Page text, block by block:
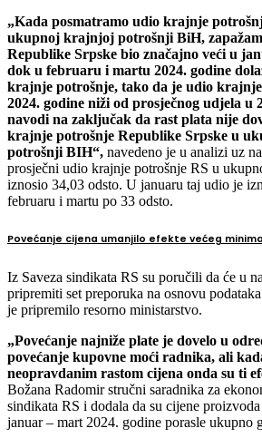
„Kada posmatramo udio krajnje
ukupnoj krajnjoj potrošnji BiH,
Republike Srpske bio značajno veći u
dok u februaru i martu 2024. godine
krajnje potrošnje, tako da je udio
2024. godine niži od prosječnog udjela u
navodi na zaključak da rast plata nije
krajnje potrošnje Republike Srpske u
potrošnji BIH“, navedeno je u analizi uz
prosječni udio krajnje potrošnje RS u
iznosio 34,03 odsto. U januaru taj udio je
februaru i martu po 33 odsto.
Povećanje cijena umanjilo efekte većeg
Iz Saveza sindikata RS su poručili da će u
pripremiti set preporuka na osnovu
je pripremilo resorno ministarstvo.
„Povećanje najniže plate je dovelo u
povećanje kupovne moći radnika, ali
neopravdanim rastom cijena onda su ti
Božana Radomir stručni saradnika za
sindikata RS i dodala da su cijene
januar – mart 2024. godine porasle ukupno